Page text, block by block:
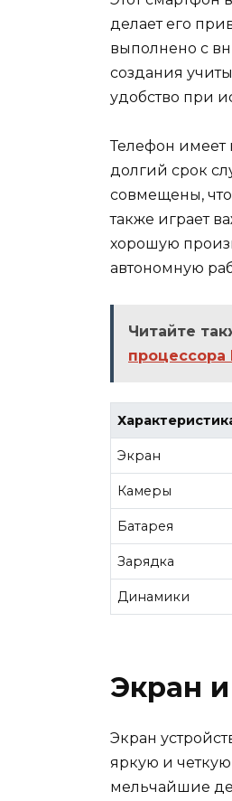
делает его
выполнено с
создания
удобство при
Телефон имеет
долгий срок
совмещены,
также играет
хорошую
автономную
Читайте
процессора
Экран
Камеры
Батарея
Зарядка
Динамики
Экран
Экран
яркую и
мельчайшие